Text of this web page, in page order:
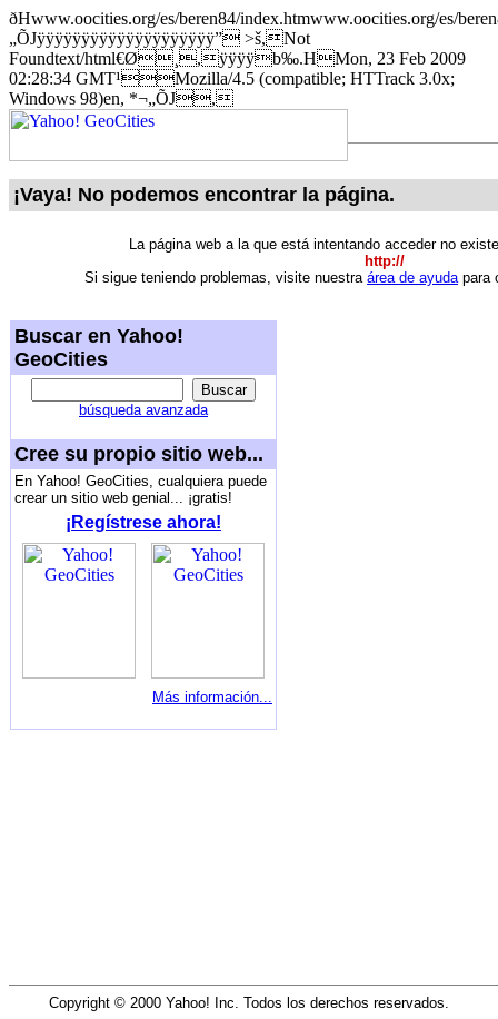
ðHwww.oocities.org/es/beren84/index.htmwww.oocities.org/es/
„ÕJÿÿÿÿÿÿÿÿÿÿÿÿÿÿÿÿÿÿÿÿ” >š,Not
Foundtext/html€Ø¸,ÿÿÿÿb‰.HMon, 23 Feb 2009
02:28:34 GMT¹Mozilla/4.5 (compatible; HTTrack 3.0x;
Windows 98)en, *¬„ÕJ,
¡Vaya! No podemos encontrar la página.
La página web a la que está intentando acceder no
http://
Si sigue teniendo problemas, visite nuestra área de ayudapara
Buscar en Yahoo!
GeoCities
búsqueda avanzada
Cree su propio sitio web...
En Yahoo! GeoCities, cualquiera puede
crear un sitio web genial... ¡gratis!
¡Regístrese ahora!
Más información...
Copyright © 2000 Yahoo! Inc. Todos los derechos reservados.